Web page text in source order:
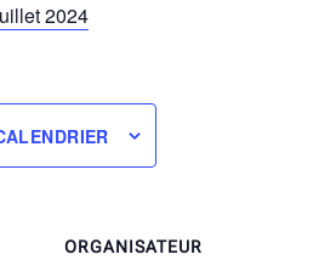
2024
ORGANISATEUR